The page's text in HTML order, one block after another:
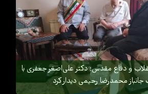
و دفاع مقدس؛ دکتر علی‌اصغر جعفری با
جانباز محمدرضا رحیمی دیدار کرد